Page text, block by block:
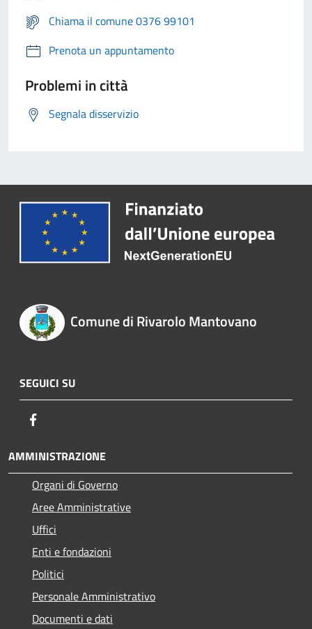
Chiama il comune 0376 99101
Prenota un appuntamento
Problemi in città
Segnala disservizio
Comune di Rivarolo Mantovano
SEGUICI SU
AMMINISTRAZIONE
Organi di Governo
Aree Amministrative
Uffici
Enti e fondazioni
Politici
Personale Amministrativo
Documenti e dati